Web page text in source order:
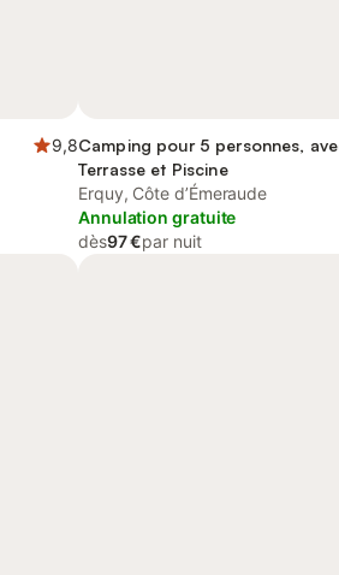
9,8Camping pour 5 personnes,
Terrasse et Piscine
Erquy, Côte d’Émeraude
Annulation gratuite
dès97 €par nuit